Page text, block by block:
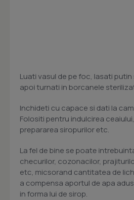
Luati vasul de pe foc, lasati
apoi turnati in borcanele
Inchideti cu capace si dati la
Folositi pentru indulcirea
prepararea siropurilor etc.
La fel de bine se poate
checurilor, cozonacilor,
etc, micsorand cantitatea de
a compensa aportul de apa
in forma lui de sirop.